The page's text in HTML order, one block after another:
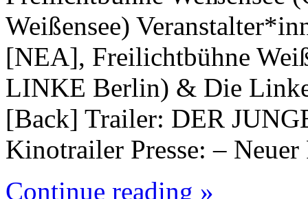
Weißensee)
[NEA], Freilichtbühne
LINKE Berlin) & Die
[Back] Trailer: DER
Kinotrailer Presse: –
Continue reading »